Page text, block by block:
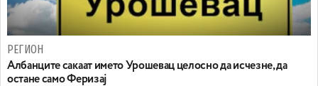
РЕГИОН
Aлбанците сакаат името Урошевац целосно да исчезне, да
остане само Феризај